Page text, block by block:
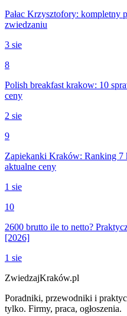
Pałac Krzysztofory: kompletny
zwiedzaniu
3 sie
8
Polish breakfast krakow: 10
ceny
2 sie
9
Zapiekanki Kraków: Ranking
aktualne ceny
1 sie
10
2600 brutto ile to netto?
[2026]
1 sie
ZwiedzajKraków.pl
Poradniki, przewodniki i
tylko. Firmy, praca, ogłoszenia.